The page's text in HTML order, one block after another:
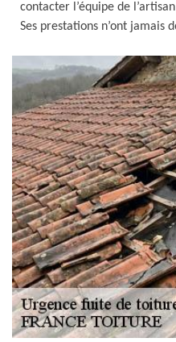
contacter l’équipe de
Ses prestations n’ont jamais